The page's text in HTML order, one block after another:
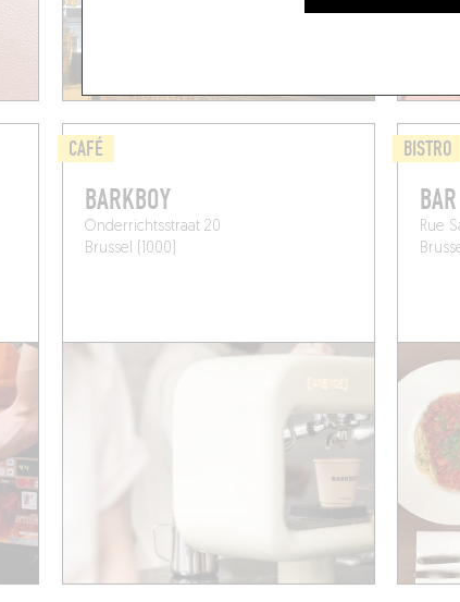
CAFÉ
BARKBOY
Onderrichtsstraat 20
Brussel (1000)
BISTRO
Rue